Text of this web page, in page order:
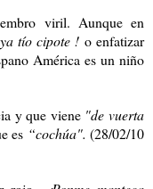
viril. Aunque en
tío cipote ! o enfatizar
América es un niño
y que viene "de vuerta
es “cochúa". (28/02/10